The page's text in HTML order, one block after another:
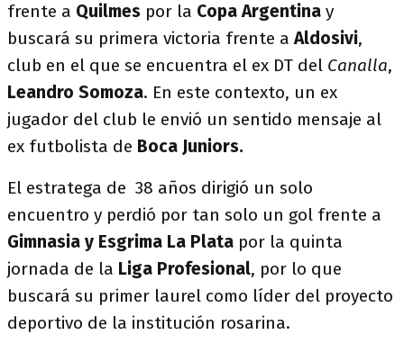
frente a Quilmes por la Copa Argentina y
buscará su primera victoria frente aAldosivi,
club en el que se encuentra el ex DT del Canalla,
Leandro Somoza. En este contexto, un ex
jugador del club le envió un sentido mensaje al
ex futbolista de Boca Juniors.
El estratega de 38 años dirigió un solo
encuentro y perdió por tan solo un gol frente a
Gimnasia y Esgrima La Plata por la quinta
jornada de la Liga Profesional, por lo que
buscará su primer laurel como líder del proyecto
deportivo de la institución rosarina.